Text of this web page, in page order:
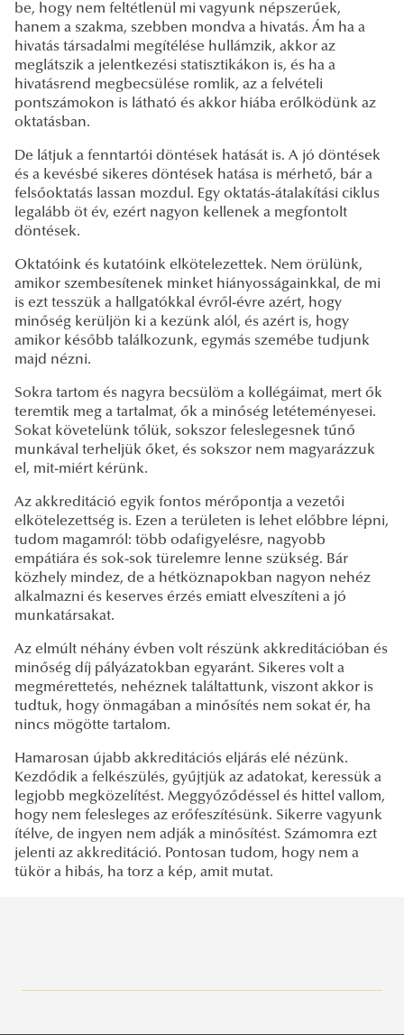
be, hogy nem feltétlenül mi vagyunk népszerűek,
hanem a szakma, szebben mondva a hivatás. Ám ha a
hivatás társadalmi megítélése hullámzik, akkor az
meglátszik a jelentkezési statisztikákon is, és ha a
hivatásrend megbecsülése romlik, az a felvételi
pontszámokon is látható és akkor hiába erőlködünk az
oktatásban.
De látjuk a fenntartói döntések hatását is. A jó döntések
és a kevésbé sikeres döntések hatása is mérhető, bár a
felsőoktatás lassan mozdul. Egy oktatás-átalakítási ciklus
legalább öt év, ezért nagyon kellenek a megfontolt
döntések.
Oktatóink és kutatóink elkötelezettek. Nem örülünk,
amikor szembesítenek minket hiányosságainkkal, de mi
is ezt tesszük a hallgatókkal évről-évre azért, hogy
minőség kerüljön ki a kezünk alól, és azért is, hogy
amikor később találkozunk, egymás szemébe tudjunk
majd nézni.
Sokra tartom és nagyra becsülöm a kollégáimat, mert ők
teremtik meg a tartalmat, ők a minőség letéteményesei.
Sokat követelünk tőlük, sokszor feleslegesnek tűnő
munkával terheljük őket, és sokszor nem magyarázzuk
el, mit-miért kérünk.
Az akkreditáció egyik fontos mérőpontja a vezetői
elkötelezettség is. Ezen a területen is lehet előbbre lépni,
tudom magamról: több odafigyelésre, nagyobb
empátiára és sok-sok türelemre lenne szükség. Bár
közhely mindez, de a hétköznapokban nagyon nehéz
alkalmazni és keserves érzés emiatt elveszíteni a jó
munkatársakat.
Az elmúlt néhány évben volt részünk akkreditációban és
minőség díj pályázatokban egyaránt. Sikeres volt a
megmérettetés, nehéznek találtattunk, viszont akkor is
tudtuk, hogy önmagában a minősítés nem sokat ér, ha
nincs mögötte tartalom.
Hamarosan újabb akkreditációs eljárás elé nézünk.
Kezdődik a felkészülés, gyűjtjük az adatokat, keressük a
legjobb megközelítést. Meggyőződéssel és hittel vallom,
hogy nem felesleges az erőfeszítésünk. Sikerre vagyunk
ítélve, de ingyen nem adják a minősítést. Számomra ezt
jelenti az akkreditáció. Pontosan tudom, hogy nem a
tükör a hibás, ha torz a kép, amit mutat.